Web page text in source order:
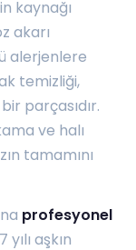
kaynağı
akarı
alerjenlere
temizliği,
parçasıdır.
ve halı
tamamını
profesyonel
aşkın